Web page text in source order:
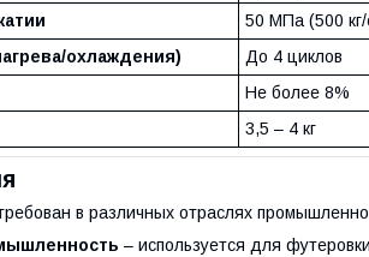
50 МПа (500 кг/
охлаждения)
До 4 циклов
Не более 8%
3,5 – 4 кг
в различных отраслях
– используется для